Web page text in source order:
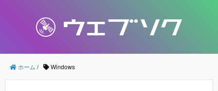
ホーム / Windows